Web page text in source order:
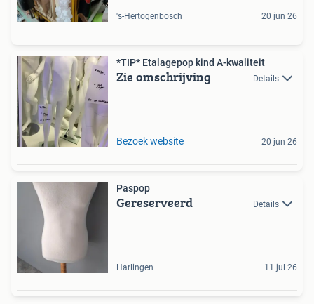
's-Hertogenbosch 20 jun 26
*TIP* Etalagepop kind A-kwaliteit
Zie omschrijving Details
Bezoek website 20 jun 26
Paspop
Gereserveerd Details
Harlingen 11 jul 26